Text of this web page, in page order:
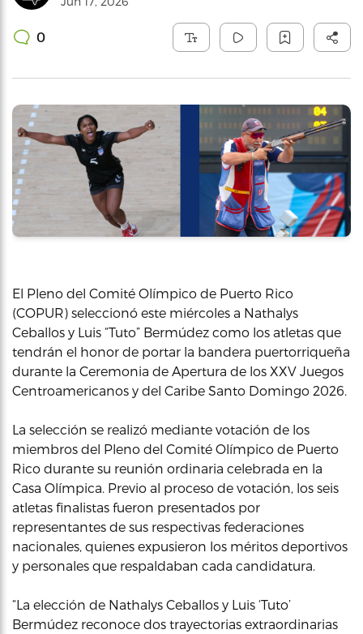
0
El Pleno del Comité Olímpico de Puerto Rico
(COPUR) seleccionó este miércoles a Nathalys
Ceballos y Luis “Tuto” Bermúdez como los atletas que
tendrán el honor de portar la bandera puertorriqueña
durante la Ceremonia de Apertura de los XXV Juegos
Centroamericanos y del Caribe Santo Domingo 2026.
La selección se realizó mediante votación de los
miembros del Pleno del Comité Olímpico de Puerto
Rico durante su reunión ordinaria celebrada en la
Casa Olímpica. Previo al proceso de votación, los seis
atletas finalistas fueron presentados por
representantes de sus respectivas federaciones
nacionales, quienes expusieron los méritos deportivos
y personales que respaldaban cada candidatura.
“La elección de Nathalys Ceballos y Luis ‘Tuto’
Bermúdez reconoce dos trayectorias extraordinarias